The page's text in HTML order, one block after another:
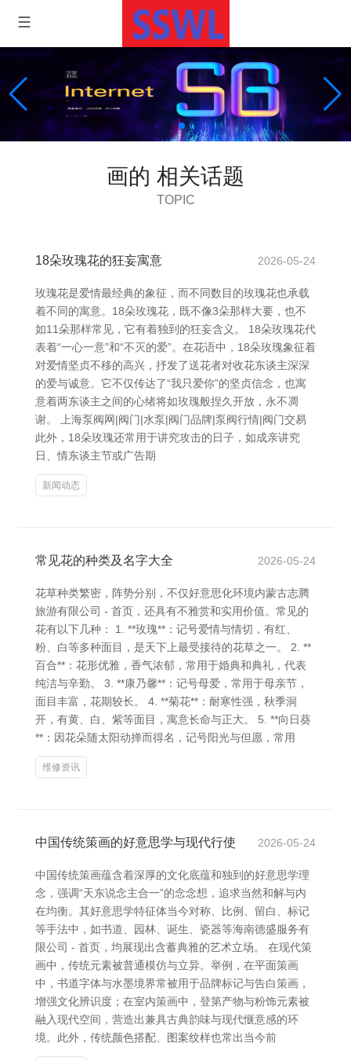
画的 相关话题
TOPIC
18朵玫瑰花的狂妄寓意 2026-05-24
玫瑰花是爱情最经典的象征，而不同数目的玫瑰花也承载
着不同的寓意。18朵玫瑰花，既不像3朵那样大要，也不
如11朵那样常见，它有着独到的狂妄含义。 18朵玫瑰花代
表着“一心一意”和“不灭的爱”。在花语中，18朵玫瑰象征着
对爱情坚贞不移的高兴，抒发了送花者对收花东谈主深深
的爱与诚意。它不仅传达了“我只爱你”的坚贞信念，也寓
意着两东谈主之间的心绪将如玫瑰般捏久开放，永不凋
谢。 上海泵阀网|阀门|水泵|阀门品牌|泵阀行情|阀门交易
此外，18朵玫瑰还常用于讲究攻击的日子，如成亲讲究
日、情东谈主节或广告期
新闻动态
常见花的种类及名字大全 2026-05-24
花草种类繁密，阵势分别，不仅好意思化环境内蒙古志腾
旅游有限公司 - 首页，还具有不雅赏和实用价值。常见的
花有以下几种： 1. **玫瑰**：记号爱情与情切，有红、
粉、白等多种面目，是天下上最受接待的花草之一。 2. **
百合**：花形优雅，香气浓郁，常用于婚典和典礼，代表
纯洁与辛勤。 3. **康乃馨**：记号母爱，常用于母亲节，
面目丰富，花期较长。 4. **菊花**：耐寒性强，秋季洞
开，有黄、白、紫等面目，寓意长命与正大。 5. **向日葵
**：因花朵随太阳动掸而得名，记号阳光与但愿，常用
维修资讯
中国传统策画的好意思学与现代行使 2026-05-24
中国传统策画蕴含着深厚的文化底蕴和独到的好意思学理
念，强调“天东说念主合一”的念念想，追求当然和解与内
在均衡。其好意思学特征体当今对称、比例、留白、标记
等手法中，如书道、园林、诞生、瓷器等海南德盛服务有
限公司 - 首页，均展现出含蓄典雅的艺术立场。 在现代策
画中，传统元素被普通模仿与立异。举例，在平面策画
中，书道字体与水墨境界常被用于品牌标记与告白策画，
增强文化辨识度；在室内策画中，登第产物与粉饰元素被
融入现代空间，营造出兼具古典韵味与现代惬意感的环
境。此外，传统颜色搭配、图案纹样也常出当今前